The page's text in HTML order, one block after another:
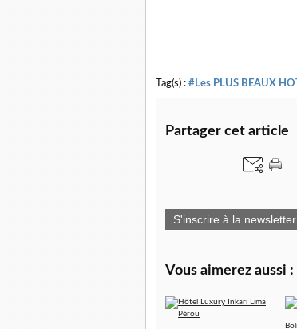
Tag(s) : #Les PLUS BEAUX
Partager cet article
S'inscrire à la newsletter
Vous aimerez aussi :